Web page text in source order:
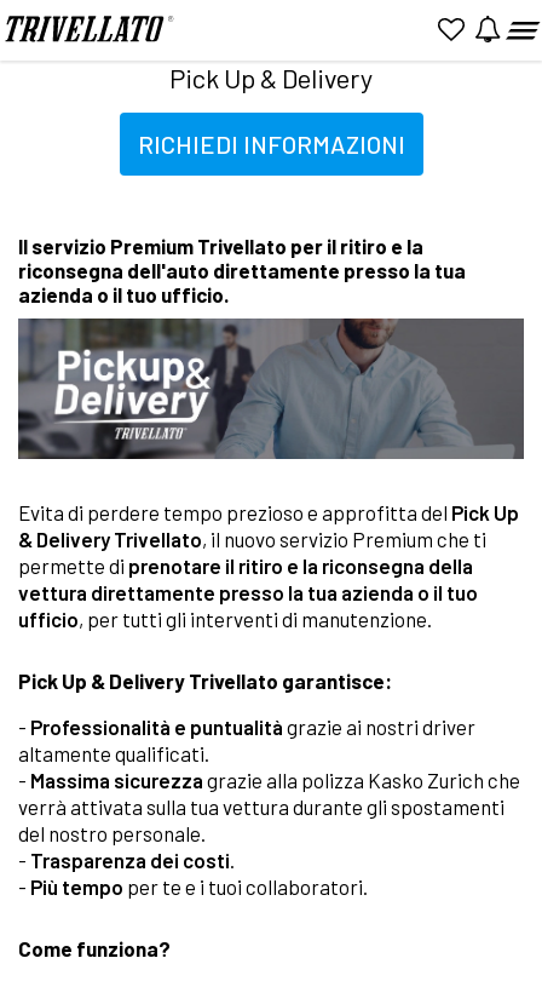
Home Promozioni
Pick Up & Delivery
RICHIEDI INFORMAZIONI
Il servizio Premium Trivellato per il ritiro e la
riconsegna dell'auto direttamente presso la tua
azienda o il tuo ufficio.
Evita di perdere tempo prezioso e approfitta del Pick Up
& Delivery Trivellato, il nuovo servizio Premium che ti
permette di prenotare il ritiro e la riconsegna della
vettura direttamente presso la tua azienda o il tuo
ufficio, per tutti gli interventi di manutenzione.
Pick Up & Delivery Trivellato garantisce:
- Professionalità e puntualità grazie ai nostri driver
altamente qualificati.
- Massima sicurezza grazie alla polizza Kasko Zurich che
verrà attivata sulla tua vettura durante gli spostamenti
del nostro personale.
- Trasparenza dei costi.
- Più tempo per te e i tuoi collaboratori.
Come funziona?